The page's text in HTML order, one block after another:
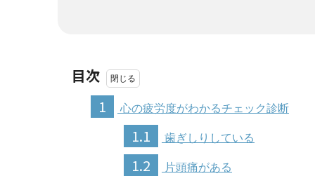
目次
1
心の疲労度がわかるチェック診断
1.1 歯ぎしりしている
1.2 片頭痛がある